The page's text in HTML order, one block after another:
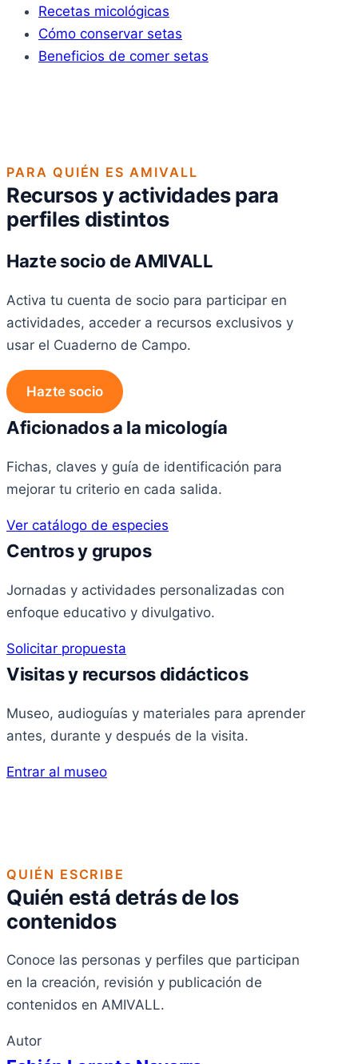
Recetas micológicas
Cómo conservar setas
Beneficios de comer setas
PARA QUIÉN ES AMIVALL
Recursos y actividades para
perfiles distintos
Hazte socio de AMIVALL
Activa tu cuenta de socio para participar en
actividades, acceder a recursos exclusivos y
usar el Cuaderno de Campo.
Hazte socio
Aficionados a la micología
Fichas, claves y guía de identificación para
mejorar tu criterio en cada salida.
Ver catálogo de especies
Centros y grupos
Jornadas y actividades personalizadas con
enfoque educativo y divulgativo.
Solicitar propuesta
Visitas y recursos didácticos
Museo, audioguías y materiales para aprender
antes, durante y después de la visita.
Entrar al museo
QUIÉN ESCRIBE
Quién está detrás de los
contenidos
Conoce las personas y perfiles que participan
en la creación, revisión y publicación de
contenidos en AMIVALL.
Autor